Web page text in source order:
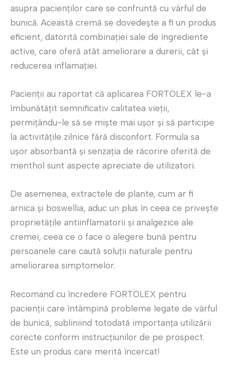
asupra pacienților care se confruntă cu vârful de
bunică. Această cremă se dovedește a fi un produs
eficient, datorită combinației sale de ingrediente
active, care oferă atât ameliorare a durerii, cât și
reducerea inflamației.
Pacienții au raportat că aplicarea FORTOLEX le-a
îmbunătățit semnificativ calitatea vieții,
permițându-le să se miște mai ușor și să participe
la activitățile zilnice fără disconfort. Formula sa
ușor absorbantă și senzația de răcorire oferită de
menthol sunt aspecte apreciate de utilizatori.
De asemenea, extractele de plante, cum ar fi
arnica și boswellia, aduc un plus în ceea ce privește
proprietățile antiinflamatorii și analgezice ale
cremei, ceea ce o face o alegere bună pentru
persoanele care caută soluții naturale pentru
ameliorarea simptomelor.
Recomand cu încredere FORTOLEX pentru
pacienții care întâmpină probleme legate de vârful
de bunică, subliniind totodată importanța utilizării
corecte conform instrucțiunilor de pe prospect.
Este un produs care merită încercat!